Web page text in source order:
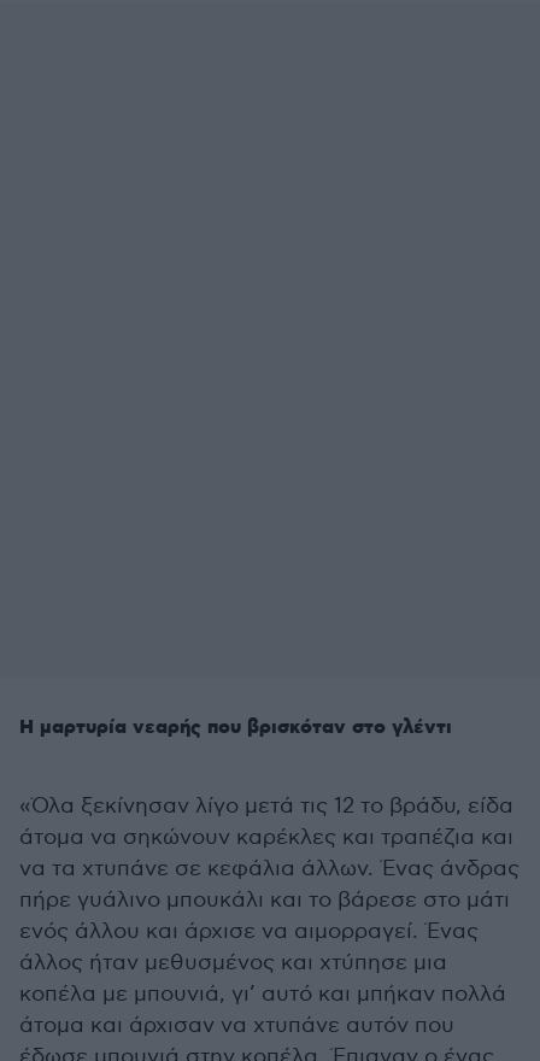
Η μαρτυρία νεαρής που βρισκόταν στο γλέντι
«Όλα ξεκίνησαν λίγο μετά τις 12 το βράδυ, είδα
άτομα να σηκώνουν καρέκλες και τραπέζια και
να τα χτυπάνε σε κεφάλια άλλων. Ένας άνδρας
πήρε γυάλινο μπουκάλι και το βάρεσε στο μάτι
ενός άλλου και άρχισε να αιμορραγεί. Ένας
άλλος ήταν μεθυσμένος και χτύπησε μια
κοπέλα με μπουνιά, γι’ αυτό και μπήκαν πολλά
άτομα και άρχισαν να χτυπάνε αυτόν που